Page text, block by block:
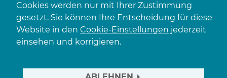
Cookies werden nur mit Ihrer Zustimmung
gesetzt. Sie können Ihre Entscheidung für diese
Website in den Cookie-Einstellungen jederzeit
einsehen und korrigieren.